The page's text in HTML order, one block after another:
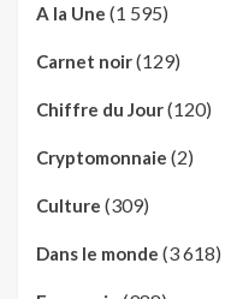
A la Une (1 595)
Carnet noir(129)
Chiffre du Jour(120)
Cryptomonnaie (2)
Culture (309)
Dans le monde (3 618)